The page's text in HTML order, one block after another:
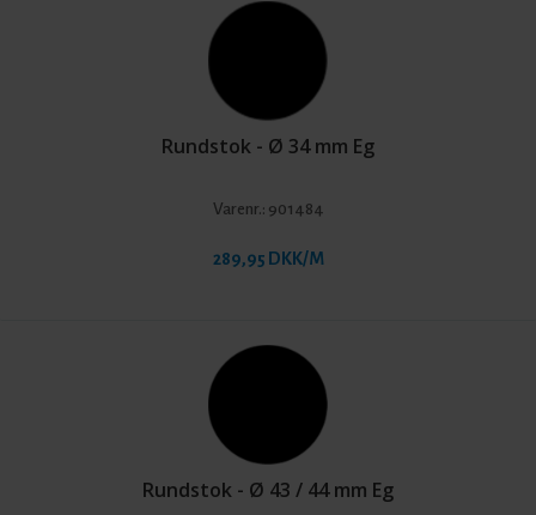
Rundstok - Ø 34 mm Eg
Varenr.: 901484
289,95 DKK/M
Rundstok - Ø 43 / 44 mm Eg